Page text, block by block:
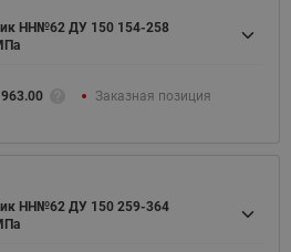
НН№62 ДУ 150 154-258
Заказная позиция
НН№62 ДУ 150 259-364